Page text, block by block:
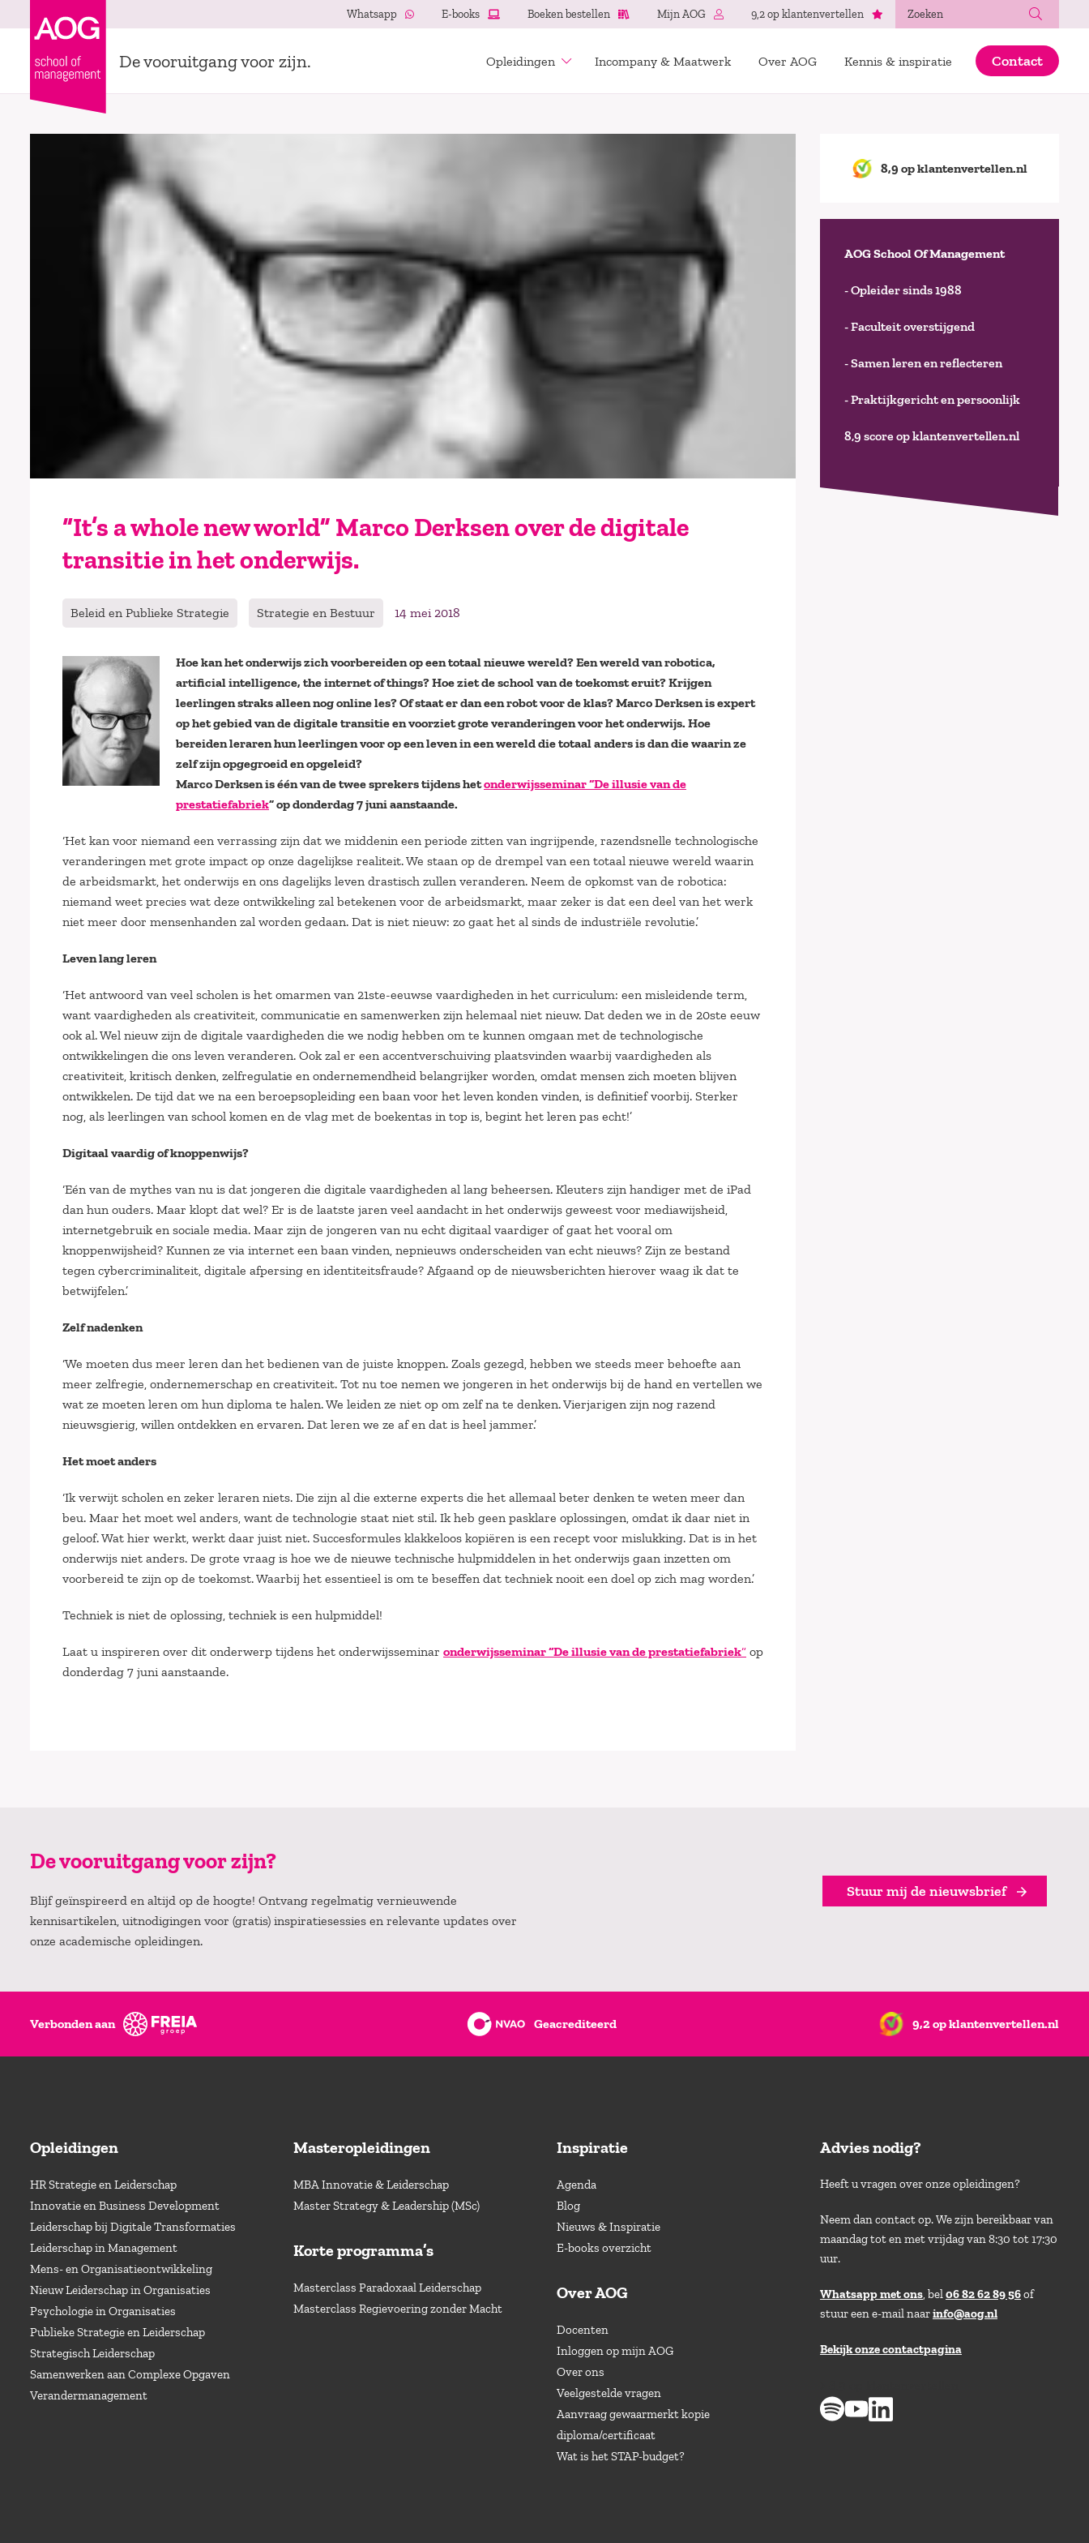
Whatsapp E-books Boeken bestellen Mijn AOG 9,2 op klantenvertellen
De vooruitgang voor zijn. Opleidingen Incompany & Maatwerk Over AOG Kennis & inspiratie Contact
“It’s a whole new world” Marco Derksen over de digitale
transitie in het onderwijs.
Beleid en Publieke Strategie Strategie en Bestuur 14 mei 2018
Hoe kan het onderwijs zich voorbereiden op een totaal nieuwe wereld? Een wereld van robotica,
artificial intelligence, the internet of things? Hoe ziet de school van de toekomst eruit? Krijgen
leerlingen straks alleen nog online les? Of staat er dan een robot voor de klas? Marco Derksen is expert
op het gebied van de digitale transitie en voorziet grote veranderingen voor het onderwijs. Hoe
bereiden leraren hun leerlingen voor op een leven in een wereld die totaal anders is dan die waarin ze
zelf zijn opgegroeid en opgeleid?
Marco Derksen is één van de twee sprekers tijdens hetonderwijsseminar “De illusie van de
prestatiefabriek” op donderdag 7 juni aanstaande.
‘Het kan voor niemand een verrassing zijn dat we middenin een periode zitten van ingrijpende, razendsnelle technologische
veranderingen met grote impact op onze dagelijkse realiteit. We staan op de drempel van een totaal nieuwe wereld waarin
de arbeidsmarkt, het onderwijs en ons dagelijks leven drastisch zullen veranderen. Neem de opkomst van de robotica:
niemand weet precies wat deze ontwikkeling zal betekenen voor de arbeidsmarkt, maar zeker is dat een deel van het werk
niet meer door mensenhanden zal worden gedaan. Dat is niet nieuw: zo gaat het al sinds de industriële revolutie.’
Leven lang leren
‘Het antwoord van veel scholen is het omarmen van 21ste-eeuwse vaardigheden in het curriculum: een misleidende term,
want vaardigheden als creativiteit, communicatie en samenwerken zijn helemaal niet nieuw. Dat deden we in de 20ste eeuw
ook al. Wel nieuw zijn de digitale vaardigheden die we nodig hebben om te kunnen omgaan met de technologische
ontwikkelingen die ons leven veranderen. Ook zal er een accentverschuiving plaatsvinden waarbij vaardigheden als
creativiteit, kritisch denken, zelfregulatie en ondernemendheid belangrijker worden, omdat mensen zich moeten blijven
ontwikkelen. De tijd dat we na een beroepsopleiding een baan voor het leven konden vinden, is definitief voorbij. Sterker
nog, als leerlingen van school komen en de vlag met de boekentas in top is, begint het leren pas echt!’
Digitaal vaardig of knoppenwijs?
‘Eén van de mythes van nu is dat jongeren die digitale vaardigheden al lang beheersen. Kleuters zijn handiger met de iPad
dan hun ouders. Maar klopt dat wel? Er is de laatste jaren veel aandacht in het onderwijs geweest voor mediawijsheid,
internetgebruik en sociale media. Maar zijn de jongeren van nu echt digitaal vaardiger of gaat het vooral om
knoppenwijsheid? Kunnen ze via internet een baan vinden, nepnieuws onderscheiden van echt nieuws? Zijn ze bestand
tegen cybercriminaliteit, digitale afpersing en identiteitsfraude? Afgaand op de nieuwsberichten hierover waag ik dat te
betwijfelen.’
Zelf nadenken
‘We moeten dus meer leren dan het bedienen van de juiste knoppen. Zoals gezegd, hebben we steeds meer behoefte aan
meer zelfregie, ondernemerschap en creativiteit. Tot nu toe nemen we jongeren in het onderwijs bij de hand en vertellen we
wat ze moeten leren om hun diploma te halen. We leiden ze niet op om zelf na te denken. Vierjarigen zijn nog razend
nieuwsgierig, willen ontdekken en ervaren. Dat leren we ze af en dat is heel jammer.’
Het moet anders
‘Ik verwijt scholen en zeker leraren niets. Die zijn al die externe experts die het allemaal beter denken te weten meer dan
beu. Maar het moet wel anders, want de technologie staat niet stil. Ik heb geen pasklare oplossingen, omdat ik daar niet in
geloof. Wat hier werkt, werkt daar juist niet. Succesformules klakkeloos kopiëren is een recept voor mislukking. Dat is in het
onderwijs niet anders. De grote vraag is hoe we de nieuwe technische hulpmiddelen in het onderwijs gaan inzetten om
voorbereid te zijn op de toekomst. Waarbij het essentieel is om te beseffen dat techniek nooit een doel op zich mag worden.’
Techniek is niet de oplossing, techniek is een hulpmiddel!
Laat u inspireren over dit onderwerp tijdens het onderwijsseminar onderwijsseminar “De illusie van de prestatiefabriek“ op
donderdag 7 juni aanstaande.
8,9 op klantenvertellen.nl
AOG School Of Management
- Opleider sinds 1988
- Faculteit overstijgend
- Samen leren en reflecteren
- Praktijkgericht en persoonlijk
8,9 score op klantenvertellen.nl
De vooruitgang voor zijn?
Blijf geïnspireerd en altijd op de hoogte! Ontvang regelmatig vernieuwende
kennisartikelen, uitnodigingen voor (gratis) inspiratiesessies en relevante updates over
onze academische opleidingen.
Stuur mij de nieuwsbrief
Verbonden aan Geacrediteerd 9,2 op klantenvertellen.nl
Opleidingen
HR Strategie en Leiderschap
Innovatie en Business Development
Leiderschap bij Digitale Transformaties
Leiderschap in Management
Mens- en Organisatieontwikkeling
Nieuw Leiderschap in Organisaties
Psychologie in Organisaties
Publieke Strategie en Leiderschap
Strategisch Leiderschap
Samenwerken aan Complexe Opgaven
Verandermanagement
Masteropleidingen
MBA Innovatie & Leiderschap
Master Strategy & Leadership (MSc)
Korte programma’s
Masterclass Paradoxaal Leiderschap
Masterclass Regievoering zonder Macht
Inspiratie
Agenda
Blog
Nieuws & Inspiratie
E-books overzicht
Over AOG
Docenten
Inloggen op mijn AOG
Over ons
Veelgestelde vragen
Aanvraag gewaarmerkt kopie
diploma/certificaat
Wat is het STAP-budget?
Advies nodig?
Heeft u vragen over onze opleidingen?
Neem dan contact op. We zijn bereikbaar van
maandag tot en met vrijdag van 8:30 tot 17:30
uur.
Whatsapp met ons, bel06 82 62 89 56of
stuur een e-mail naarinfo@aog.nl
Bekijk onze contactpagina